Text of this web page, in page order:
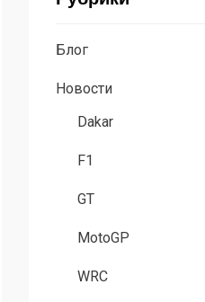
Блог
Новости
Dakar
F1
GT
MotoGP
WRC